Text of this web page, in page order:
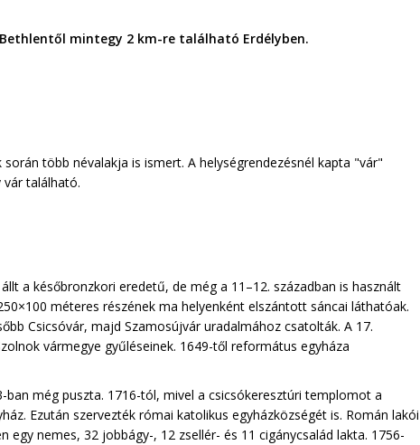
mintegy 2 km-re található Erdélyben.
több névalakja is ismert. A helységrendezésnél kapta "vár"
található.
a későbronzkori eredetű, de még a 11–12. században is használt
méteres részének ma helyenként elszántott sáncai láthatóak.
Csicsóvár, majd Szamosújvár uradalmához csatolták. A 17.
vármegye gyűléseinek. 1649-től református egyháza
még puszta. 1716-tól, mivel a csicsókeresztúri templomot a
Ezután szervezték római katolikus egyházközségét is. Román lakói
egy nemes, 32 jobbágy-, 12 zsellér- és 11 cigánycsalád lakta. 1756-